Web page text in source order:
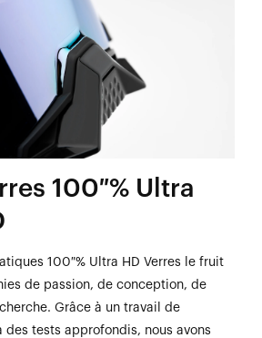
100 % Ultra
100 % Ultra HD Verres le fruit
de passion, de conception, de
Grâce à un travail de
tests approfondis, nous avons